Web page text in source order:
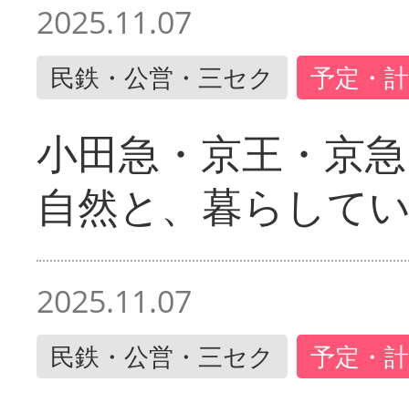
2025.11.07
民鉄・公営・三セク 予定・
小田急・京王・京
自然と、暮らして
2025.11.07
民鉄・公営・三セク 予定・